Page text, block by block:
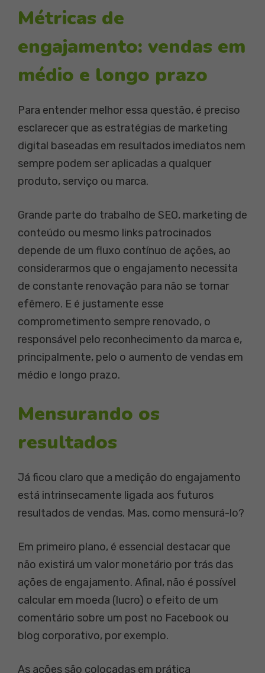
Métricas de
engajamento: vendas em
médio e longo prazo
Para entender melhor essa questão, é preciso
esclarecer que as estratégias de marketing
digital baseadas em resultados imediatos nem
sempre podem ser aplicadas a qualquer
produto, serviço ou marca.
Grande parte do trabalho de SEO, marketing de
conteúdo ou mesmo links patrocinados
depende de um fluxo contínuo de ações, ao
considerarmos que o engajamento necessita
de constante renovação para não se tornar
efêmero. E é justamente esse
comprometimento sempre renovado, o
responsável pelo reconhecimento da marca e,
principalmente, pelo o aumento de vendas em
médio e longo prazo.
Mensurando os
resultados
Já ficou claro que a medição do engajamento
está intrinsecamente ligada aos futuros
resultados de vendas. Mas, como mensurá-lo?
Em primeiro plano, é essencial destacar que
não existirá um valor monetário por trás das
ações de engajamento. Afinal, não é possível
calcular em moeda (lucro) o efeito de um
comentário sobre um post no Facebook ou
blog corporativo, por exemplo.
As ações são colocadas em prática